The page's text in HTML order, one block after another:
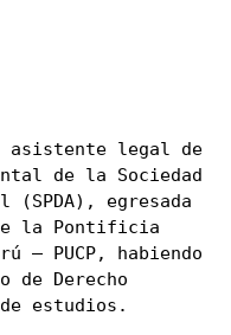
asistente legal de
de la Sociedad
(SPDA), egresada
la Pontificia
– PUCP, habiendo
de Derecho
estudios.